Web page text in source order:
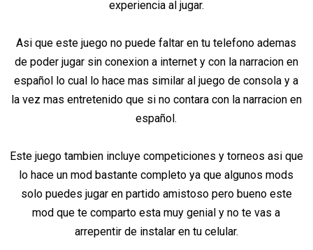
experiencia al jugar.
Asi que este juego no puede faltar en tu telefono ademas
de poder jugar sin conexion a internet y con la narracion en
español lo cual lo hace mas similar al juego de consola y a
la vez mas entretenido que si no contara con la narracion en
español.
Este juego tambien incluye competiciones y torneos asi que
lo hace un mod bastante completo ya que algunos mods
solo puedes jugar en partido amistoso pero bueno este
mod que te comparto esta muy genial y no te vas a
arrepentir de instalar en tu celular.